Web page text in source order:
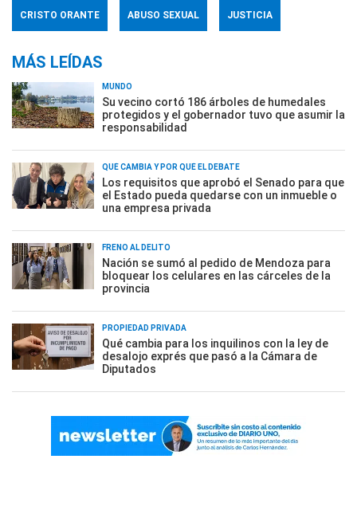
CRISTO ORANTE ABUSO SEXUAL JUSTICIA
MÁS LEÍDAS
MUNDO
Su vecino cortó 186 árboles de humedales
protegidos y el gobernador tuvo que asumir la
responsabilidad
QUÉ CAMBIA Y POR QUÉ EL DEBATE
Los requisitos que aprobó el Senado para que
el Estado pueda quedarse con un inmueble o
una empresa privada
FRENO AL DELITO
Nación se sumó al pedido de Mendoza para
bloquear los celulares en las cárceles de la
provincia
PROPIEDAD PRIVADA
Qué cambia para los inquilinos con la ley de
desalojo exprés que pasó a la Cámara de
Diputados